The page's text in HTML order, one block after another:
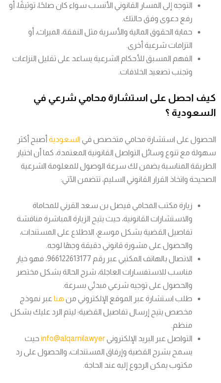
التوجه إلى المسار القانوني الأنسب سواء كان صلحًا، توثيقًا، أو
رفع دعوى وفق حالتك.
حماية الحقوق المالية والأسرية مثل النفقة، الميراث، أو
التزامات شرعية أخرى.
الفهم المسبق للأحكام الشرعية يساعد على تقليل النزاعات
وتجنب تصعيد الخلافات.
كيف احصل على استشارة محامي شرعي في
السعودية ؟
الحصول على استشارة محامي متخصص في السعودية أصبح أكثر
سهولة مع تنوع وسائل التواصل القانونية المعتمدة، كما أن اختيار
الطريقة المناسبة يضمن لك سرعة الوصول للمعلومة الشرعية
الصحيحة واتخاذ القرار القانوني السليم، تتضمن الآتي:
زيارة مكتب المحامي فيصل بن سعد القرني للمحاماة
والاستشارات القانونية، حيث يتيح الزيارة المباشرة مناقشة
تفاصيل القضية بشكل موسع، الاطلاع على المستندات،
والحصول على مشورة قانوني دقيقة وجهًا لوجه.
الاتصال بالهاتف المكتبي عبر رقم 966122613177، فهو خيار
مناسب للاستفسارات العاجلة، شرح الحالة بشكل مختصر
والحصول على توجيه شرعي مبدئي بسرعة.
طلب استشارة عبر الموقع الإلكتروني من هنا عبر نموذج
مخصص يتيح إرسال تفاصيل القضية؛ ليتم الرد عليك بشكل
منظم.
التواصل عبر البريد الإلكترونيinfo@alqarnilawyer حيث
يسمح بشرح القضية وإرفاق المستندات، والحصول على رد
مكتوب يمكن الرجوع إليه عند الحاجة.